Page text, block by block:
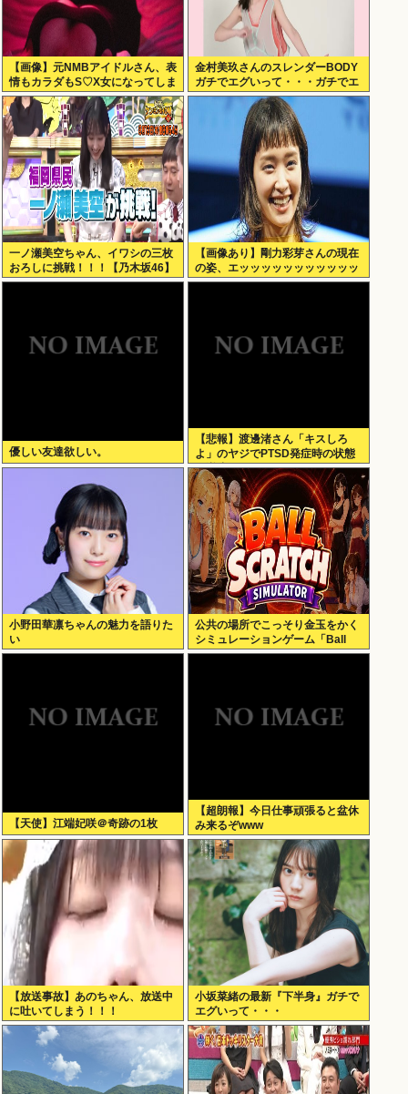
【画像】元NMBアイドルさん、表
情もカラダもS♡X女になってしま
うｗｗｗ
金村美玖さんのスレンダーBODY
ガチでエグいって・・・ガチでエ
グいって・・・
一ノ瀬美空ちゃん、イワシの三枚
おろしに挑戦！！！【乃木坂46】
【画像あり】剛力彩芽さんの現在
の姿、エッッッッッッッッッッッ
ッ！
優しい友達欲しい。
【悲報】渡邊渚さん「キスしろ
よ」のヤジでPTSD発症時の状態
に逆戻り
小野田華凛ちゃんの魅力を語りた
い
公共の場所でこっそり金玉をかく
シミュレーションゲーム「Ball
Scratch Simulator」がSteamで
【天使】江端妃咲＠奇跡の1枚
【超朗報】今日仕事頑張ると盆休
み来るぞwww
【放送事故】あのちゃん、放送中
に吐いてしまう！！！
小坂菜緒の最新『下半身』ガチで
エグいって・・・